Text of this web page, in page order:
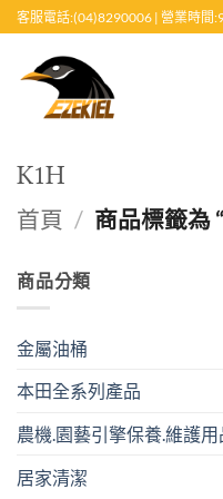
至
客服電話:(04)8290006 | 營業時間
K1H
首頁 / 商品標籤為
商品分類
金屬油桶
本田全系列產品
農機.園藝引擎保養.維護用
居家清潔